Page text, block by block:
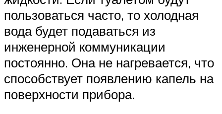
пользоваться часто, то холодная
вода будет подаваться из
инженерной коммуникации
постоянно. Она не нагревается, что
способствует появлению капель на
поверхности прибора.